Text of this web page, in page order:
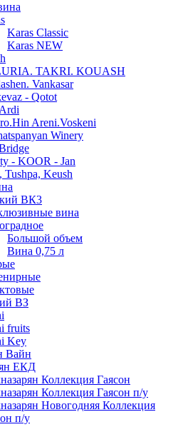
Karas Classic
Karas NEW
TAKRI. KOUASH
Vankasar
- Qotot
Areni.Voskeni
Winery
- KOOR - Jan
Tushpa, Keush
ВК3
вина
Большой объем
Вина 0,75 л
ВЗ
fruits
Key
Вайн
ЕКД
Коллекция Гаясон
Коллекция Гаясон п/у
Новогодняя Коллекция
п/у